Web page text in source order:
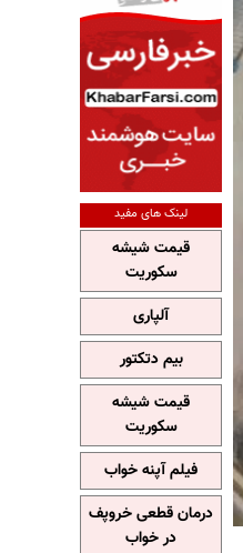
لینک های مفید
قیمت شیشه
سکوریت
آلپاری
بیم دتکتور
قیمت شیشه
سکوریت
فیلم آپنه خواب
درمان قطعی خروپف
در خواب